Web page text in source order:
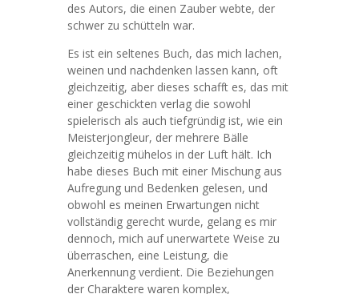
des Autors, die einen Zauber webte, der
schwer zu schütteln war.
Es ist ein seltenes Buch, das mich lachen,
weinen und nachdenken lassen kann, oft
gleichzeitig, aber dieses schafft es, das mit
einer geschickten verlag die sowohl
spielerisch als auch tiefgründig ist, wie ein
Meisterjongleur, der mehrere Bälle
gleichzeitig mühelos in der Luft hält. Ich
habe dieses Buch mit einer Mischung aus
Aufregung und Bedenken gelesen, und
obwohl es meinen Erwartungen nicht
vollständig gerecht wurde, gelang es mir
dennoch, mich auf unerwartete Weise zu
überraschen, eine Leistung, die
Anerkennung verdient. Die Beziehungen
der Charaktere waren komplex,